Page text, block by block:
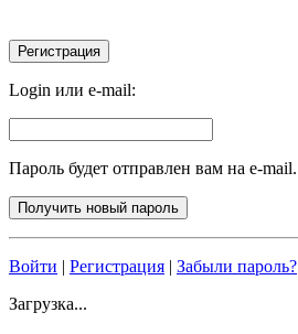
Login или e-mail:
Пароль будет отправлен вам на e-mail.
Войти | Регистрация | Забыли пароль?
Загрузка...